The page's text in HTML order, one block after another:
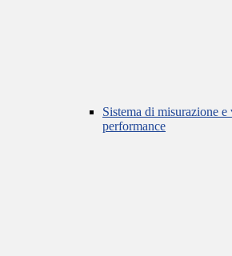
Sistema di misurazione
performance